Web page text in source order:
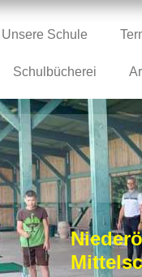
Unsere Schule
Schulbücherei